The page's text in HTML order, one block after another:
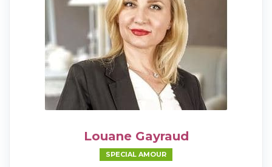
Louane Gayraud
SPECIAL AMOUR